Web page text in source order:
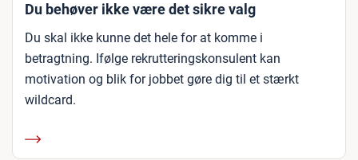
Du behøver ikke være det sikre valg
Du skal ikke kunne det hele for at komme i
betragtning. Ifølge rekrutteringskonsulent kan
motivation og blik for jobbet gøre dig til et stærkt
wildcard.